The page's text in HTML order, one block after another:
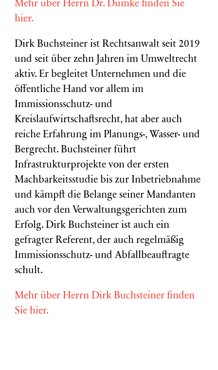
Mehr über Herrn Dr. Dümke finden Sie
hier.
Dirk Buchsteiner ist Rechtsanwalt seit 2019
und seit über zehn Jahren im Umweltrecht
aktiv. Er begleitet Unternehmen und die
öffentliche Hand vor allem im
Immissionsschutz- und
Kreislaufwirtschaftsrecht, hat aber auch
reiche Erfahrung im Planungs-, Wasser- und
Bergrecht. Buchsteiner führt
Infrastrukturprojekte von der ersten
Machbarkeitsstudie bis zur Inbetriebnahme
und kämpft die Belange seiner Mandanten
auch vor den Verwaltungsgerichten zum
Erfolg. Dirk Buchsteiner ist auch ein
gefragter Referent, der auch regelmäßig
Immissionsschutz- und Abfallbeauftragte
schult.
Mehr über Herrn Dirk Buchsteiner finden
Sie hier.